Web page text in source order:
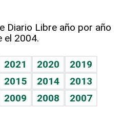
Diario Libre año por año
el 2004.
2021 2020
2019
2015 2014
2013
2009 2008
2007